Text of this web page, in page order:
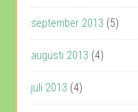
september 2013 (5)
augusti 2013 (4)
juli 2013 (4)